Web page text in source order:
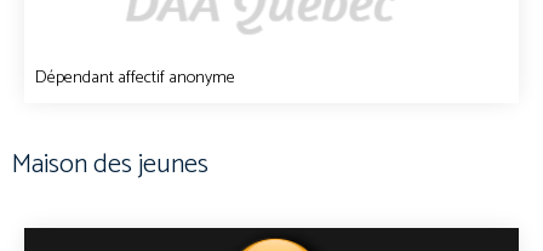
Dépendant affectif anonyme
Maison des jeunes